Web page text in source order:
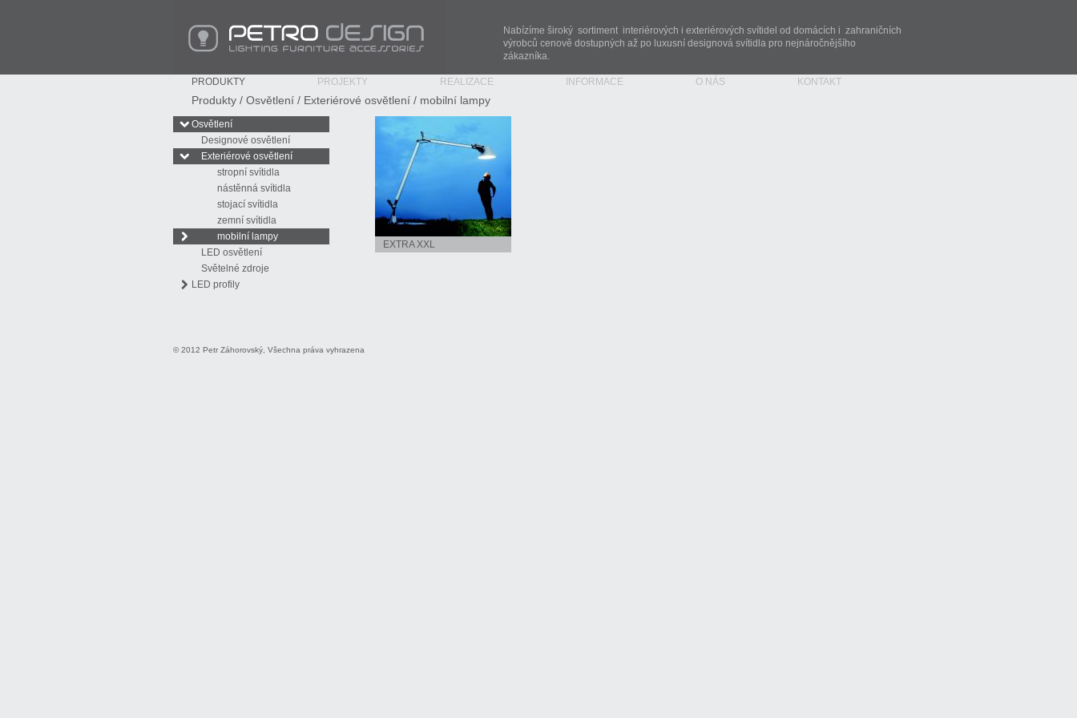
Nabízíme široký sortiment interiérových i exteriérových svítidel od domácích i zahraničních
výrobců cenově dostupných až po luxusní designová svítidla pro nejnáročnějšího
zákazníka.
PRODUKTY PROJEKTY REALIZACE INFORMACE O NÁS KONTAKT
Produkty / Osvětlení / Exteriérové osvětlení / mobilní lampy
Osvětlení
Designové osvětlení
Exteriérové osvětlení
stropní svítidla
nástěnná svítidla
stojací svítidla
zemní svítidla
mobilní lampy
LED osvětlení
Světelné zdroje
LED profily
EXTRA XXL
© 2012 Petr Záhorovský, Všechna práva vyhrazena